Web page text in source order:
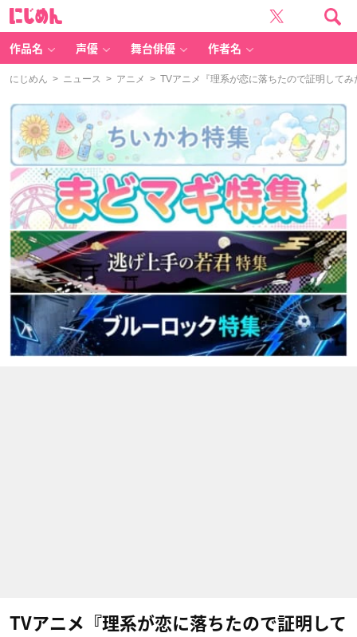
作品名 声優 舞台俳優 作者名
にじめん > ニュース > アニメ > TVアニメ『理系が恋に落ちたので証明して
TVアニメ『理系が恋に落ちたので証明して